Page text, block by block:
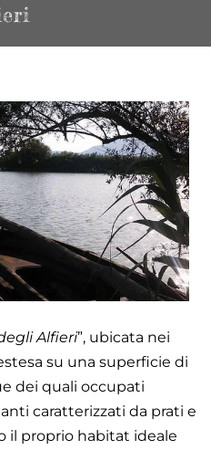
Alfieri”, ubicata nei
su una superficie di
dei quali occupati
caratterizzati da prati e
il proprio habitat ideale